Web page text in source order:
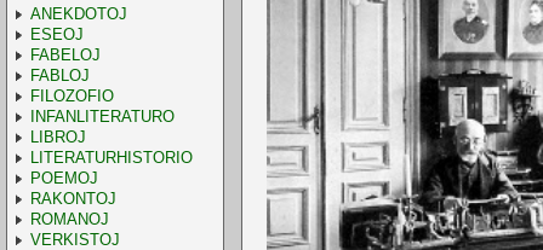
ANEKDOTOJ
ESEOJ
FABELOJ
FABLOJ
FILOZOFIO
INFANLITERATURO
LIBROJ
LITERATURHISTORIO
POEMOJ
RAKONTOJ
ROMANOJ
VERKISTOJ